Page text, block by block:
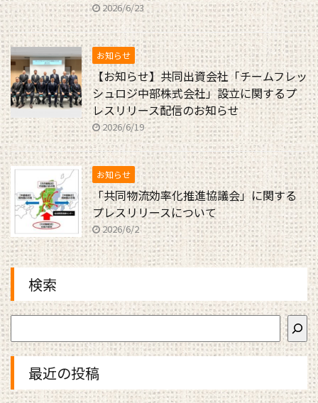
2026/6/23
お知らせ
【お知らせ】共同出資会社「チームフレッ
シュロジ中部株式会社」設立に関するプ
レスリリース配信のお知らせ
2026/6/19
お知らせ
「共同物流効率化推進協議会」に関する
プレスリリースについて
2026/6/2
検索
最近の投稿